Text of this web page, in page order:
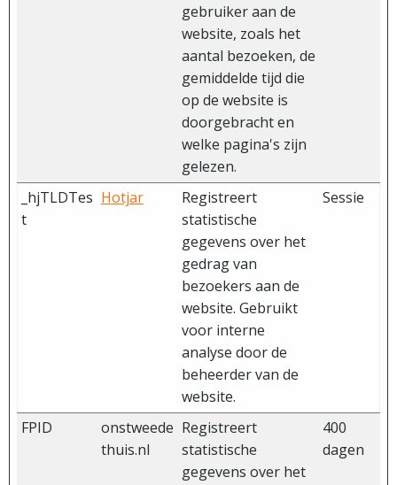
gebruiker aan de
website, zoals het
aantal bezoeken, de
gemiddelde tijd die
op de website is
doorgebracht en
welke pagina's zijn
gelezen.
_hjTLDTes
t
Hotjar
Registreert
statistische
gegevens over het
gedrag van
bezoekers aan de
website. Gebruikt
voor interne
analyse door de
beheerder van de
website.
Sessie
FPID
onstweede
thuis.nl
Registreert
statistische
gegevens over het
400
dagen